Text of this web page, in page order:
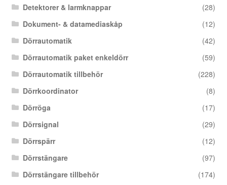
Detektorer & larmknappar
(28)
Dokument- & datamediaskåp
(12)
Dörrautomatik
(42)
Dörrautomatik paket enkeldörr
(59)
Dörrautomatik tillbehör
(228)
Dörrkoordinator
(8)
Dörröga
(17)
Dörrsignal
(29)
Dörrspärr
(12)
Dörrstängare
(97)
Dörrstängare tillbehör
(174)